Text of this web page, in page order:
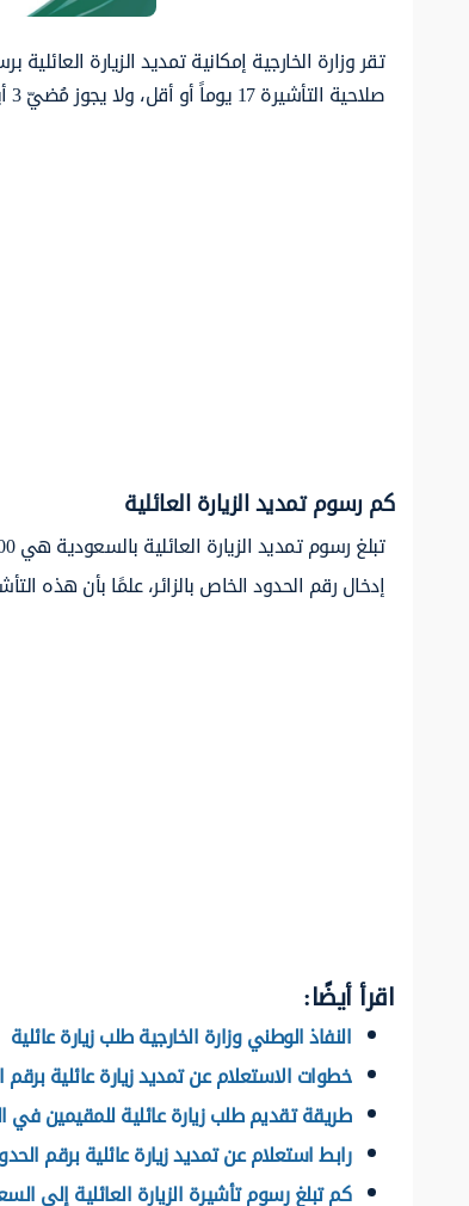
تقر وزارة الخارجية إمكانية تمديد الزيارة
صلاحية التأشيرة 17 يوماً أو أقل، ولا يجوز مُضيّ 3 أيام على انتهائها متضمنة تاريخ الانتهاء.
كم رسوم تمديد الزيارة العائلية
إدخال رقم الحدود الخاص بالزائر، علمًا بأن هذه
اقرأ أيضًا:
النفاذ الوطني وزارة الخارجية طلب زيارة عائلية
خطوات الاستعلام عن تمديد زيارة عائلية برقم
طريقة تقديم طلب زيارة عائلية للمقيمين في
رابط استعلام عن تمديد زيارة عائلية برقم
كم تبلغ رسوم تأشيرة الزيارة العائلية إلى